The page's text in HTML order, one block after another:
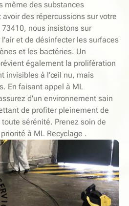
même des substances
des répercussions sur votre
nous insistons sur
et de désinfecter les surfaces
et les bactéries. Un
également la prolifération
invisibles à l'œil nu, mais
En faisant appel à ML
d'un environnement sain
de profiter pleinement de
sérénité. Prenez soin de
à ML Recyclage .
À